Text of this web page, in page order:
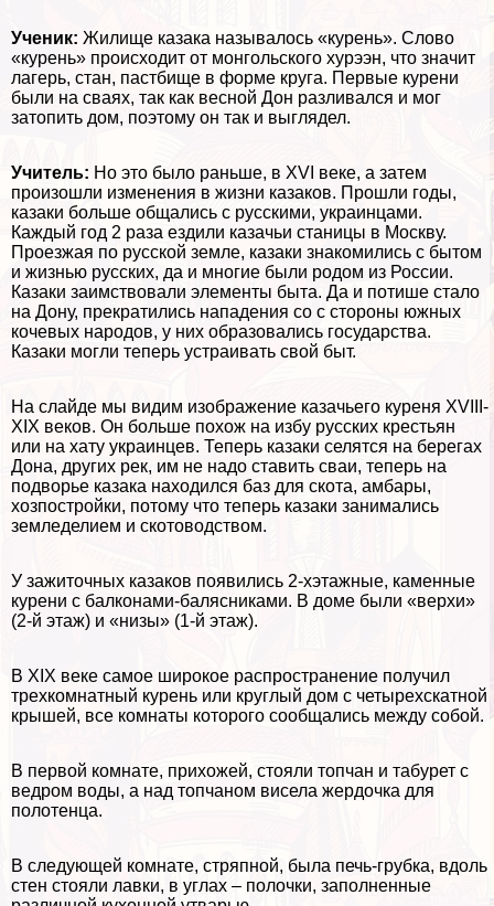
Ученик: Жилище казака называлось «курень». Слово
«курень» происходит от монгольского хурээн, что значит
лагерь, стан, пастбище в форме круга. Первые курени
были на сваях, так как весной Дон разливался и мог
затопить дом, поэтому он так и выглядел.
Учитель: Но это было раньше, в XVI веке, а затем
произошли изменения в жизни казаков. Прошли годы,
казаки больше общались с русскими, украинцами.
Каждый год 2 раза ездили казачьи станицы в Москву.
Проезжая по русской земле, казаки знакомились с бытом
и жизнью русских, да и многие были родом из России.
Казаки заимствовали элементы быта. Да и потише стало
на Дону, прекратились нападения со с стороны южных
кочевых народов, у них образовались государства.
Казаки могли теперь устраивать свой быт.
На слайде мы видим изображение казачьего куреня XVIII-
XIX веков. Он больше похож на избу русских крестьян
или на хату украинцев. Теперь казаки селятся на берегах
Дона, других рек, им не надо ставить сваи, теперь на
подворье казака находился баз для скота, амбары,
хозпостройки, потому что теперь казаки занимались
земледелием и скотоводством.
У зажиточных казаков появились 2-хэтажные, каменные
курени с балконами-балясниками. В доме были «верхи»
(2-й этаж) и «низы» (1-й этаж).
В XIX веке самое широкое распространение получил
трехкомнатный курень или круглый дом с четырехскатной
крышей, все комнаты которого сообщались между собой.
В первой комнате, прихожей, стояли топчан и табурет с
ведром воды, а над топчаном висела жердочка для
полотенца.
В следующей комнате, стряпной, была печь-грубка, вдоль
стен стояли лавки, в углах – полочки, заполненные